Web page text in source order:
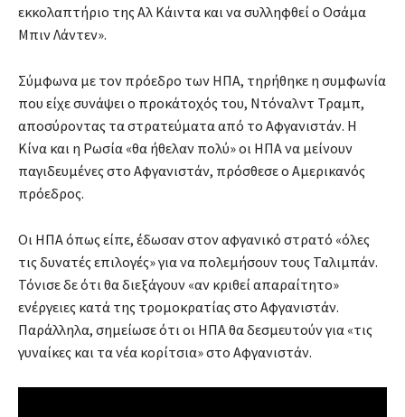
εκκολαπτήριο της Αλ Κάιντα και να συλληφθεί ο Οσάμα
Μπιν Λάντεν».
Σύμφωνα με τον πρόεδρο των ΗΠΑ, τηρήθηκε η συμφωνία
που είχε συνάψει ο προκάτοχός του, Ντόναλντ Τραμπ,
αποσύροντας τα στρατεύματα από το Αφγανιστάν. Η
Κίνα και η Ρωσία «θα ήθελαν πολύ» οι ΗΠΑ να μείνουν
παγιδευμένες στο Αφγανιστάν, πρόσθεσε ο Αμερικανός
πρόεδρος.
Οι ΗΠΑ όπως είπε, έδωσαν στον αφγανικό στρατό «όλες
τις δυνατές επιλογές» για να πολεμήσουν τους Ταλιμπάν.
Τόνισε δε ότι θα διεξάγουν «αν κριθεί απαραίτητο»
ενέργειες κατά της τρομοκρατίας στο Αφγανιστάν.
Παράλληλα, σημείωσε ότι οι ΗΠΑ θα δεσμευτούν για «τις
γυναίκες και τα νέα κορίτσια» στο Αφγανιστάν.